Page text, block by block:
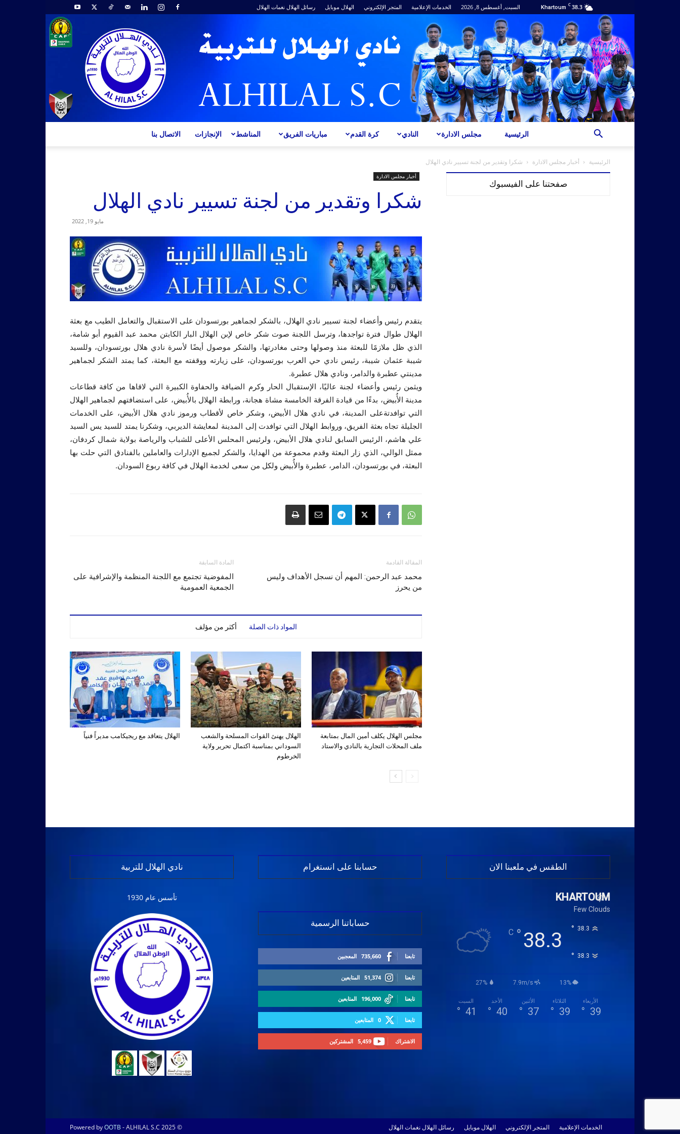
38.3
C
Khartoum السبت, أغسطس 8, 2026 الخدمات الإعلامية المتجر الإلكتروني الهلال موبايل رسائل الهلال نغمات الهلال
الاتصال بنا الإنجازات المناشط مباريات الفريق كرة القدم النادي مجلس الادارة الرئيسية
الرئيسية أخبار مجلس الادارة شكرا وتقدير من لجنة تسيير نادي الهلال
أخبار مجلس الادارة
شكرا وتقدير من لجنة تسيير نادي الهلال
مايو 19, 2022
يتقدم رئيس وأعضاء لجنة تسيير نادي الهلال، بالشكر لجماهير بورتسودان على الاستقبال والتعامل الطيب مع بعثة
الهلال طوال فترة تواجدها، وترسل اللجنة صوت شكر خاص لإبن الهلال البار الكابتن محمد عبد القيوم أبو شامة،
الذي ظل ملازمًا للبعثة منذ وصولها وحتى مغادرتها، والشكر موصول أيضًا لأسرة نادي هلال بورتسودان، وللسيد
شيبة عثمان شيبة، رئيس نادي حي العرب بورتسودان، على زيارته ووقفته مع البعثة، كما يمتد الشكر لجماهير
مدينتي عطبرة والدامر، ونادي هلال عطبرة.
ويثمن رئيس وأعضاء لجنة عاليًا، الإستقبال الحار وكرم الضيافة والحفاوة الكبيرة التي لاقاها من كافة قطاعات
مدينة الأُبيض، بدءًا من قيادة الفرقة الخامسة مشاة هجانة، ورابطة الهلال بالأُبيض، على استضافتهم لجماهير الهلال
التي توافدتةعلى المدينة، في نادي هلال الأبيض، وشكر خاص لأقطاب ورموز نادي هلال الأبيض، على الخدمات
الجليلة تجاه بعثة الفريق، وروابط الهلال التي توافدت إلى المدينة لمعايشة الديربي، وشكرنا يمتد للسيد يس السيد
علي هاشم، الرئيس السابق لنادي هلال الأبيض، ولرئيس المحلس الأعلى للشباب والرياصة بولاية شمال كردفان،
ممثل الوالي، الذي زار البعثة وقدم محموعة من الهدايا، والشكر لجميع الإدارات والعاملين بالفنادق التي حلت بها
البعثة، في بورتسودان، الدامر، عطبرة والأُبيض ولكل من سعى لخدمة الهلال في كافة ربوع السودان.
المادة السابقة
المفوضية تجتمع مع اللجنة المنظمة والإشرافية على
الجمعية العمومية
المقالة القادمة
محمد عبد الرحمن: المهم أن نسجل الأهداف وليس
من يحرز
المواد ذات الصلة أكثر من مؤلف
الهلال يتعاقد مع ريجيكامب مديراً فنياً
الهلال يهنئ القوات المسلحة والشعب
السوداني بمناسبة اكتمال تحرير ولاية
الخرطوم
مجلس الهلال يكلف أمين المال بمتابعة
ملف المحلات التجارية بالنادي والاستاد
صفحتنا على الفيسبوك
نادي الهلال للتربية
تأسس عام 1930
حسابنا على انستغرام
حساباتنا الرسمية
735,660 المعجبين تابعنا
51,374 المتابعين تابعنا
196,000 المتابعين تابعنا
0 المتابعين تابعنا
5,459 المشتركين الاشتراك
الطقس في ملعبنا الان
KHARTOUM
Few Clouds
38.3
°
C 38.3
°
38.3
°
27% 7.9m/s 13%
السبت
41
°
الأحد
40
°
الأثنين
37
°
الثلاثاء
39
°
الأربعاء
39
°
الخدمات الإعلامية المتجر الإلكتروني الهلال موبايل رسائل الهلال نغمات الهلال © Powered by
OOTB - ALHILAL S.C 2025